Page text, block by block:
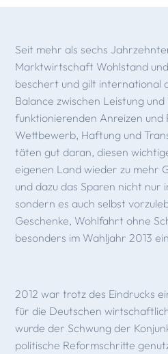
Seit mehr als sechs
Marktwirtschaft Wohlstand
beschert und gilt international
Balance zwischen Leistung
funktionierenden Anreizen und
Wettbewerb, Haftung und
täten gut daran, diesen
eigenen Land wieder zu mehr
und dazu das Sparen nicht nur
sondern es auch selbst
Geschenke, Wohlfahrt ohne
besonders im Wahljahr 2013
2012 war trotz des Eindrucks
für die Deutschen
wurde der Schwung der
politische Reformschritte